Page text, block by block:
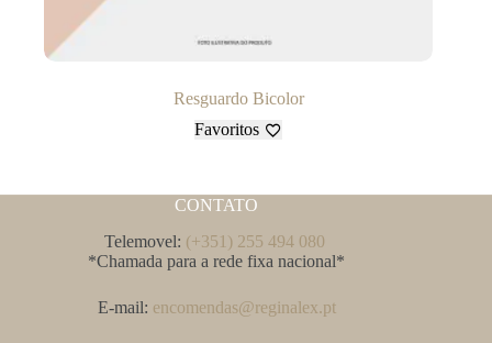
Resguardo Bicolor
Favoritos
CONTATO
Telemovel: (+351) 255 494 080
*Chamada para a rede fixa nacional*
E-mail: encomendas@reginalex.pt